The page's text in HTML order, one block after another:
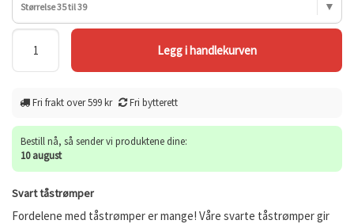
Størrelse 35 til 39
Fri frakt over 599 kr Fri bytterett
Bestill nå, så sender vi produktene dine:
10 august
Svart tåstrømper
Fordelene med tåstrømper er mange! Våre svarte tåstrømper gir